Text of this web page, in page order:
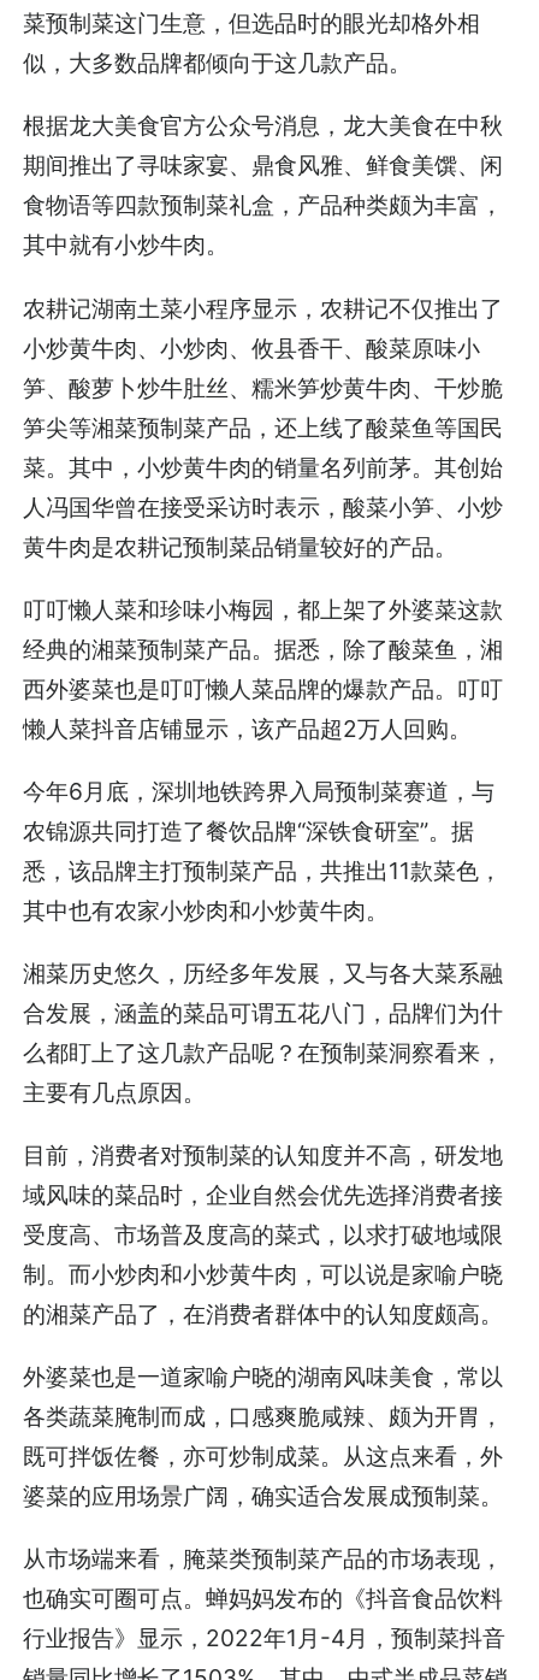
菜预制菜这门生意，但选品时的眼光却格外相
似，大多数品牌都倾向于这几款产品。
根据龙大美食官方公众号消息，龙大美食在中秋
期间推出了寻味家宴、鼎食风雅、鲜食美馔、闲
食物语等四款预制菜礼盒，产品种类颇为丰富，
其中就有小炒牛肉。
农耕记湖南土菜小程序显示，农耕记不仅推出了
小炒黄牛肉、小炒肉、攸县香干、酸菜原味小
笋、酸萝卜炒牛肚丝、糯米笋炒黄牛肉、干炒脆
笋尖等湘菜预制菜产品，还上线了酸菜鱼等国民
菜。其中，小炒黄牛肉的销量名列前茅。其创始
人冯国华曾在接受采访时表示，酸菜小笋、小炒
黄牛肉是农耕记预制菜品销量较好的产品。
叮叮懒人菜和珍味小梅园，都上架了外婆菜这款
经典的湘菜预制菜产品。据悉，除了酸菜鱼，湘
西外婆菜也是叮叮懒人菜品牌的爆款产品。叮叮
懒人菜抖音店铺显示，该产品超2万人回购。
今年6月底，深圳地铁跨界入局预制菜赛道，与
农锦源共同打造了餐饮品牌“深铁食研室”。据
悉，该品牌主打预制菜产品，共推出11款菜色，
其中也有农家小炒肉和小炒黄牛肉。
湘菜历史悠久，历经多年发展，又与各大菜系融
合发展，涵盖的菜品可谓五花八门，品牌们为什
么都盯上了这几款产品呢？在预制菜洞察看来，
主要有几点原因。
目前，消费者对预制菜的认知度并不高，研发地
域风味的菜品时，企业自然会优先选择消费者接
受度高、市场普及度高的菜式，以求打破地域限
制。而小炒肉和小炒黄牛肉，可以说是家喻户晓
的湘菜产品了，在消费者群体中的认知度颇高。
外婆菜也是一道家喻户晓的湖南风味美食，常以
各类蔬菜腌制而成，口感爽脆咸辣、颇为开胃，
既可拌饭佐餐，亦可炒制成菜。从这点来看，外
婆菜的应用场景广阔，确实适合发展成预制菜。
从市场端来看，腌菜类预制菜产品的市场表现，
也确实可圈可点。蝉妈妈发布的《抖音食品饮料
行业报告》显示，2022年1月-4月，预制菜抖音